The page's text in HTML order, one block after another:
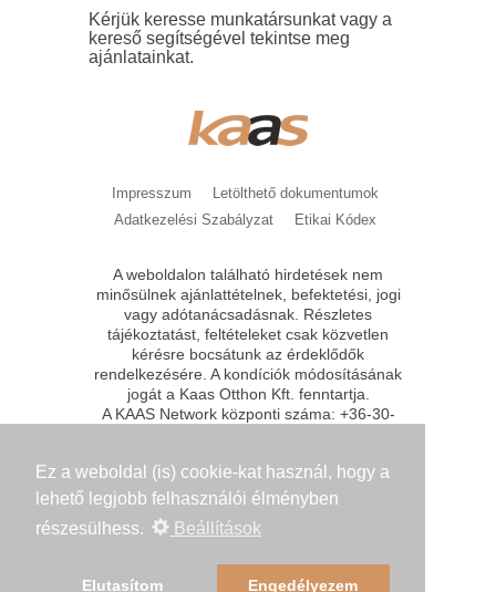
Ez a weboldal (is) cookie-kat használ, hogy a
lehető legjobb felhasználói élményben
részesülhess.
Beállítások
Elutasítom Engedélyezem
Kérjük keresse munkatársunkat vagy a
kereső segítségével tekintse meg
ajánlatainkat.
Impresszum
Letölthető dokumentumok
Adatkezelési Szabályzat
Etikai Kódex
A weboldalon található hirdetések nem
minősülnek ajánlattételnek, befektetési, jogi
vagy adótanácsadásnak. Részletes
tájékoztatást, feltételeket csak közvetlen
kérésre bocsátunk az érdeklődők
rendelkezésére. A kondíciók módosításának
jogát a Kaas Otthon Kft. fenntartja.
A KAAS Network központi száma: +36-30-